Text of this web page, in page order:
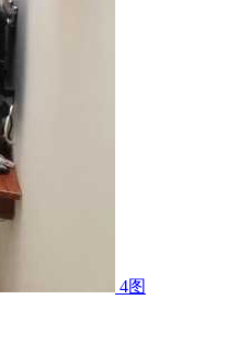
4图